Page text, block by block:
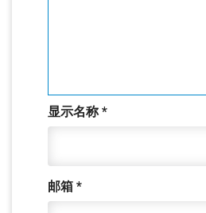
显示名称*
邮箱 *